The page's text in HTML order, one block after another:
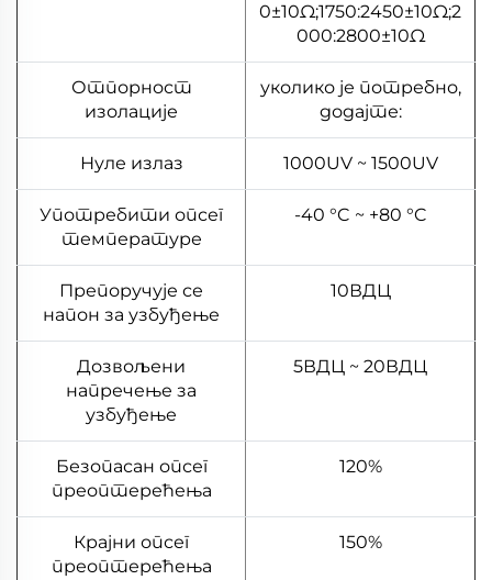
0±10Ω;1750:2450±10Ω;2
000:2800±10Ω
Отпорност
изолације
уколико је потребно,
додајте:
Нуле излаз 1000UV ~ 1500UV
Употребити опсег
температуре
-40 °C ~ +80 °C
Препоручује се
напон за узбуђење
10ВДЦ
Дозвољени
напречење за
узбуђење
5ВДЦ ~ 20ВДЦ
Безопасан опсег
преоптерећења
120%
Крајни опсег
преоптерећења
150%